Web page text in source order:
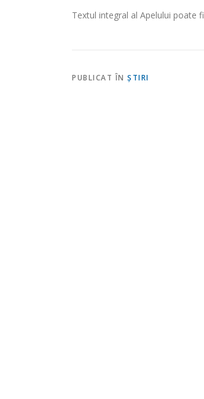
Textul integral al Apelului poate
PUBLICAT ÎN ŞTIRI